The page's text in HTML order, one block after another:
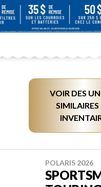
VOIR DES
SIMILAIRES
POLARIS 2026